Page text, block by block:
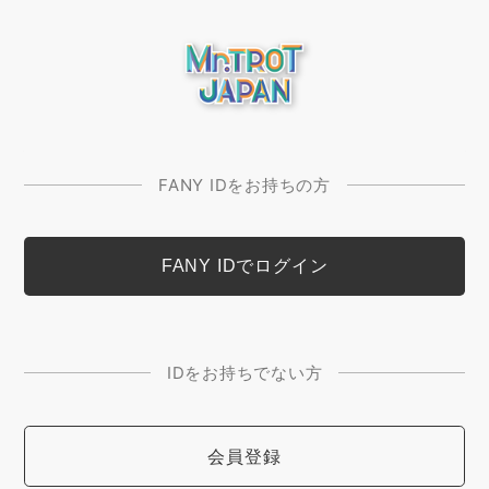
FANY IDをお持ちの方
IDをお持ちでない方
会員登録